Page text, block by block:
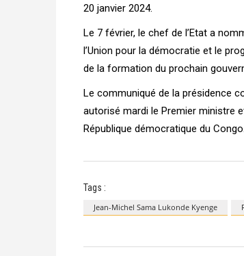
20 janvier 2024.
Le 7 février, le chef de l’Etat a
l’Union pour la démocratie et le
de la formation du prochain
Le communiqué de la présidence
autorisé mardi le Premier ministre
République démocratique du Congo.
Tags :
Jean-Michel Sama Lukonde Kyenge